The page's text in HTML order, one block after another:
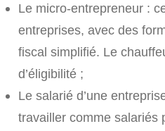
Le micro-entrepreneur :
entreprises, avec des
fiscal simplifié. Le
d’éligibilité ;
Le salarié d’une
travailler comme salariés